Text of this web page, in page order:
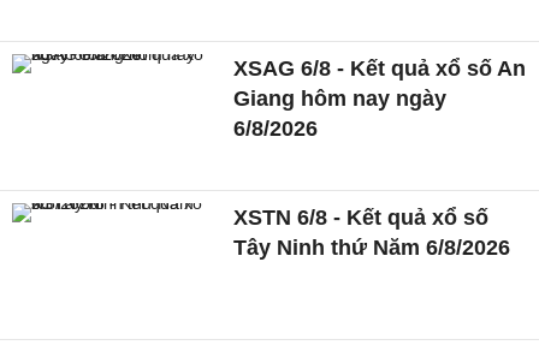
XSAG 6/8 - Kết quả xổ số An
Giang hôm nay ngày
6/8/2026
XSTN 6/8 - Kết quả xổ số
Tây Ninh thứ Năm 6/8/2026